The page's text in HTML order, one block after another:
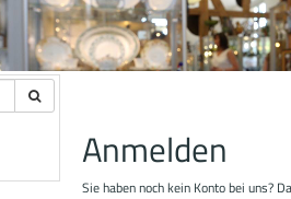
Anmelden
Sie haben noch kein Konto bei uns?